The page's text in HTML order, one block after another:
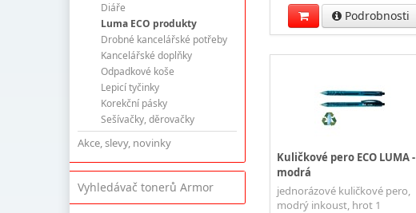
Diáře
Luma ECO produkty
Drobné kancelářské potřeby
Kancelářské doplňky
Odpadkové koše
Lepicí tyčinky
Korekční pásky
Sešívačky, děrovačky
Akce, slevy, novinky
Vyhledávač tonerů Armor
Podrobnosti
Kuličkové pero ECO LUMA -
modrá
jednorázové kuličkové pero,
modrý inkoust, hrot 1